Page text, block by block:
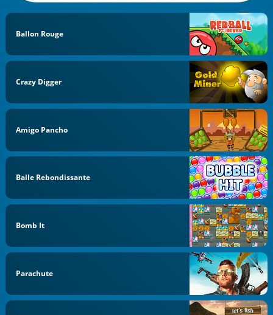
Ballon Rouge
Crazy Digger
Amigo Pancho
Balle Rebondissante
Bomb It
Parachute